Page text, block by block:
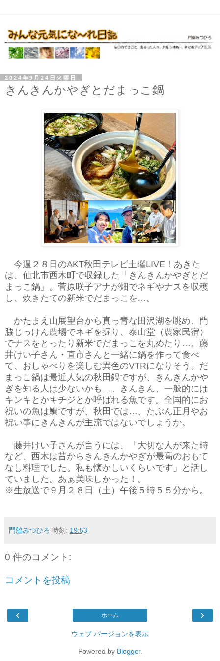
2024年9月24日火曜日
きんきんかやぎとだまっこ鍋
今週２８日のAKT秋田テレビ土曜LIVE！あきた
は、仙北市西木町で収録した「きんきんかやぎとだ
まっこ鍋」。菅原咲子アナが畑でネギやナスを収穫
し、炊きたての新米でだまっこを…。
かたまえ山展望台から真っ青な田沢湖を眺め、門
脇じっけん農場でネギを掘り、泰山堂（農家民宿）
でナスをとったり新米でだまっこを丸めたり…。藤
井けい子さん・直市さんと一緒に鍋を作って食べ
て、おしゃべりを楽しむ異色のVTRになりそう。だ
まっこ鍋は最近人気の秋田鍋ですが、きんきんかや
ぎを知る人は少ないかも…。きんきん、一般的には
キンキとかキチジとか呼ばれる魚です。全国的にお
祝いの魚は鯛ですが、秋田では…、たぶん正月やお
祝い事にきんきんが主流ではないでしょうか。
藤井けい子さんが言うには、「大切な人が来た時
など、西木は昔からきんきんかやぎが最高のおもて
なし料理でした。私も懐かしいくらいです」と話し
ていました。あぁ美味しかった！。
※生放送で９月２８日（土）午後５時５５分から。
門脇みつひろ 時刻: 19:53
0 件のコメント:
コメントを投稿
‹ ›
ホーム
ウェブ バージョンを表示
Powered by Blogger.